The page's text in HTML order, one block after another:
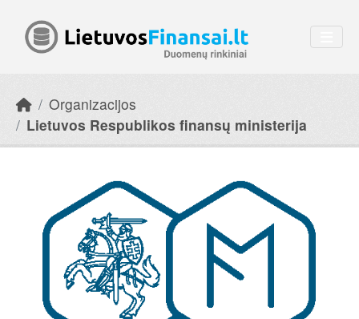
Organizacijos
Lietuvos Respublikos finansų ministerija